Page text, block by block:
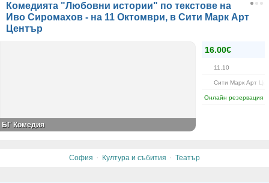
Комедията "Любовни истории" по текстове на
Иво Сиромахов - на 11 Октомври, в Сити Марк Арт
Център
16.00€
11.10
Сити Марк Арт
Онлайн резервация
БГ Комедия
София · Култура и събития · Театър